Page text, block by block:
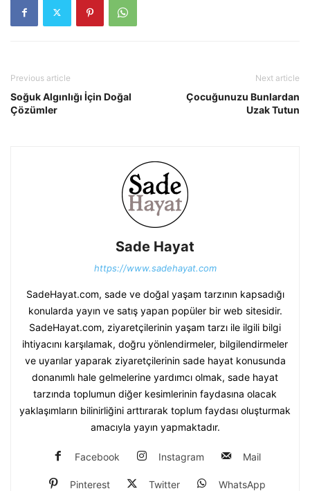
Previous article
Soğuk Algınlığı İçin Doğal
Çözümler
Next article
Çocuğunuzu Bunlardan
Uzak Tutun
Sade Hayat
https://www.sadehayat.com
SadeHayat.com, sade ve doğal yaşam tarzının kapsadığı
konularda yayın ve satış yapan popüler bir web sitesidir.
SadeHayat.com, ziyaretçilerinin yaşam tarzı ile ilgili bilgi
ihtiyacını karşılamak, doğru yönlendirmeler, bilgilendirmeler
ve uyarılar yaparak ziyaretçilerinin sade hayat konusunda
donanımlı hale gelmelerine yardımcı olmak, sade hayat
tarzında toplumun diğer kesimlerinin faydasına olacak
yaklaşımların bilinirliğini arttırarak toplum faydası oluşturmak
amacıyla yayın yapmaktadır.
Facebook Instagram Mail
Pinterest Twitter WhatsApp